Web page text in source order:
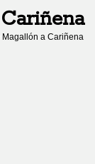
Cariñena
Magallón aCariñena